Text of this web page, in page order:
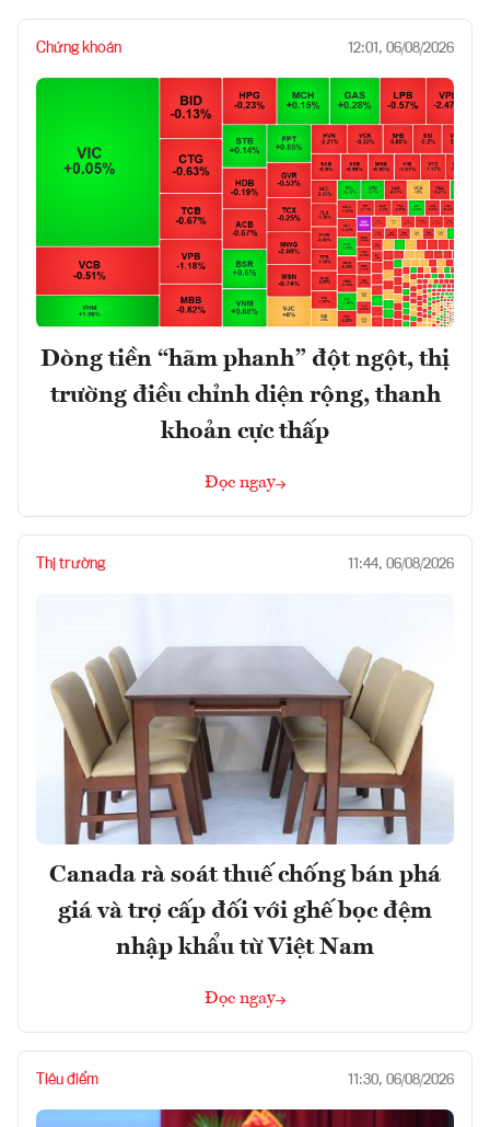
Chứng khoán 12:01, 06/08/2026
Dòng tiền “hãm phanh” đột ngột, thị
trường điều chỉnh diện rộng, thanh
khoản cực thấp
Đọc ngay
Thị trường 11:44, 06/08/2026
Canada rà soát thuế chống bán phá
giá và trợ cấp đối với ghế bọc đệm
nhập khẩu từ Việt Nam
Đọc ngay
Tiêu điểm 11:30, 06/08/2026